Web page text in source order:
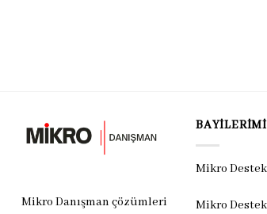
Mikro Danışman çözümleri
Mikro
Mikro